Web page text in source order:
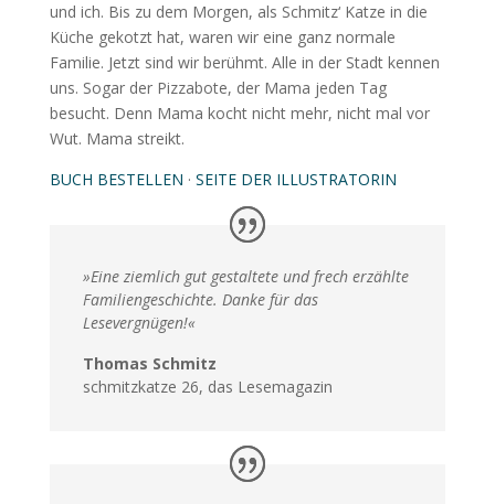
und ich. Bis zu dem Morgen, als Schmitz‘ Katze in die
Küche gekotzt hat, waren wir eine ganz normale
Familie. Jetzt sind wir berühmt. Alle in der Stadt kennen
uns. Sogar der Pizzabote, der Mama jeden Tag
besucht. Denn Mama kocht nicht mehr, nicht mal vor
Wut. Mama streikt.
BUCH BESTELLEN · SEITE DER ILLUSTRATORIN
»Eine ziemlich gut gestaltete und frech erzählte
Familiengeschichte. Danke für das
Lesevergnügen!«
Thomas Schmitz
schmitzkatze 26, das Lesemagazin